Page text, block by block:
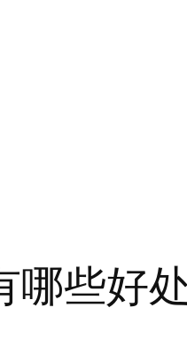
哪些好